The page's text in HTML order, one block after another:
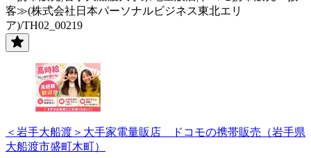
客≫(株式会社日本パーソナルビジネス東北エリ
ア)/TH02_00219
＜岩手大船渡＞大手家電量販店 ドコモの携帯販売（岩手県
大船渡市盛町木町）